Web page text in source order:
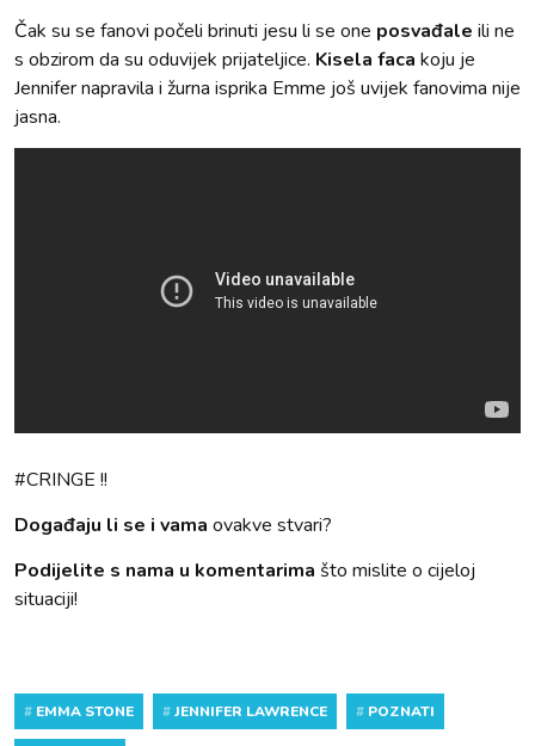
Čak su se fanovi počeli brinuti jesu li se one posvađale ili ne
s obzirom da su oduvijek prijateljice. Kisela faca koju je
Jennifer napravila i žurna isprika Emme još uvijek fanovima nije
jasna.
#CRINGE !!
Događaju li se i vama ovakve stvari?
Podijelite s nama u komentarima što mislite o cijeloj
situaciji!
# EMMA STONE #JENNIFER LAWRENCE # POZNATI